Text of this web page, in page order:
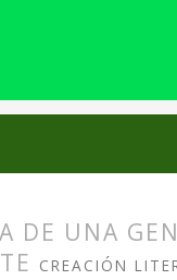
Núm. 20 (2018):
DE UNA
CREACIÓN